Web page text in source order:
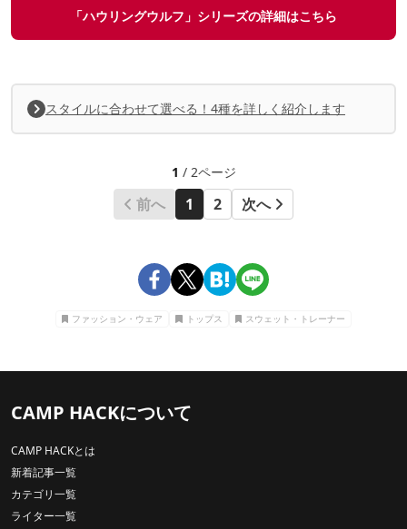
「ハウリングウルフ」シリーズの詳細はこちら
スタイルに合わせて選べる！4種を詳しく紹介します
1 / 2ページ
前へ 1 2 次へ
ファッション・ウェア トップス スウェット・トレーナー
CAMP HACKについて
CAMP HACKとは
新着記事一覧
カテゴリ一覧
ライター一覧